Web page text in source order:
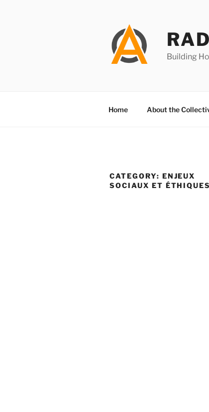
Building
Home About the
CATEGORY: ENJEUX
SOCIAUX ET ÉTHIQUES